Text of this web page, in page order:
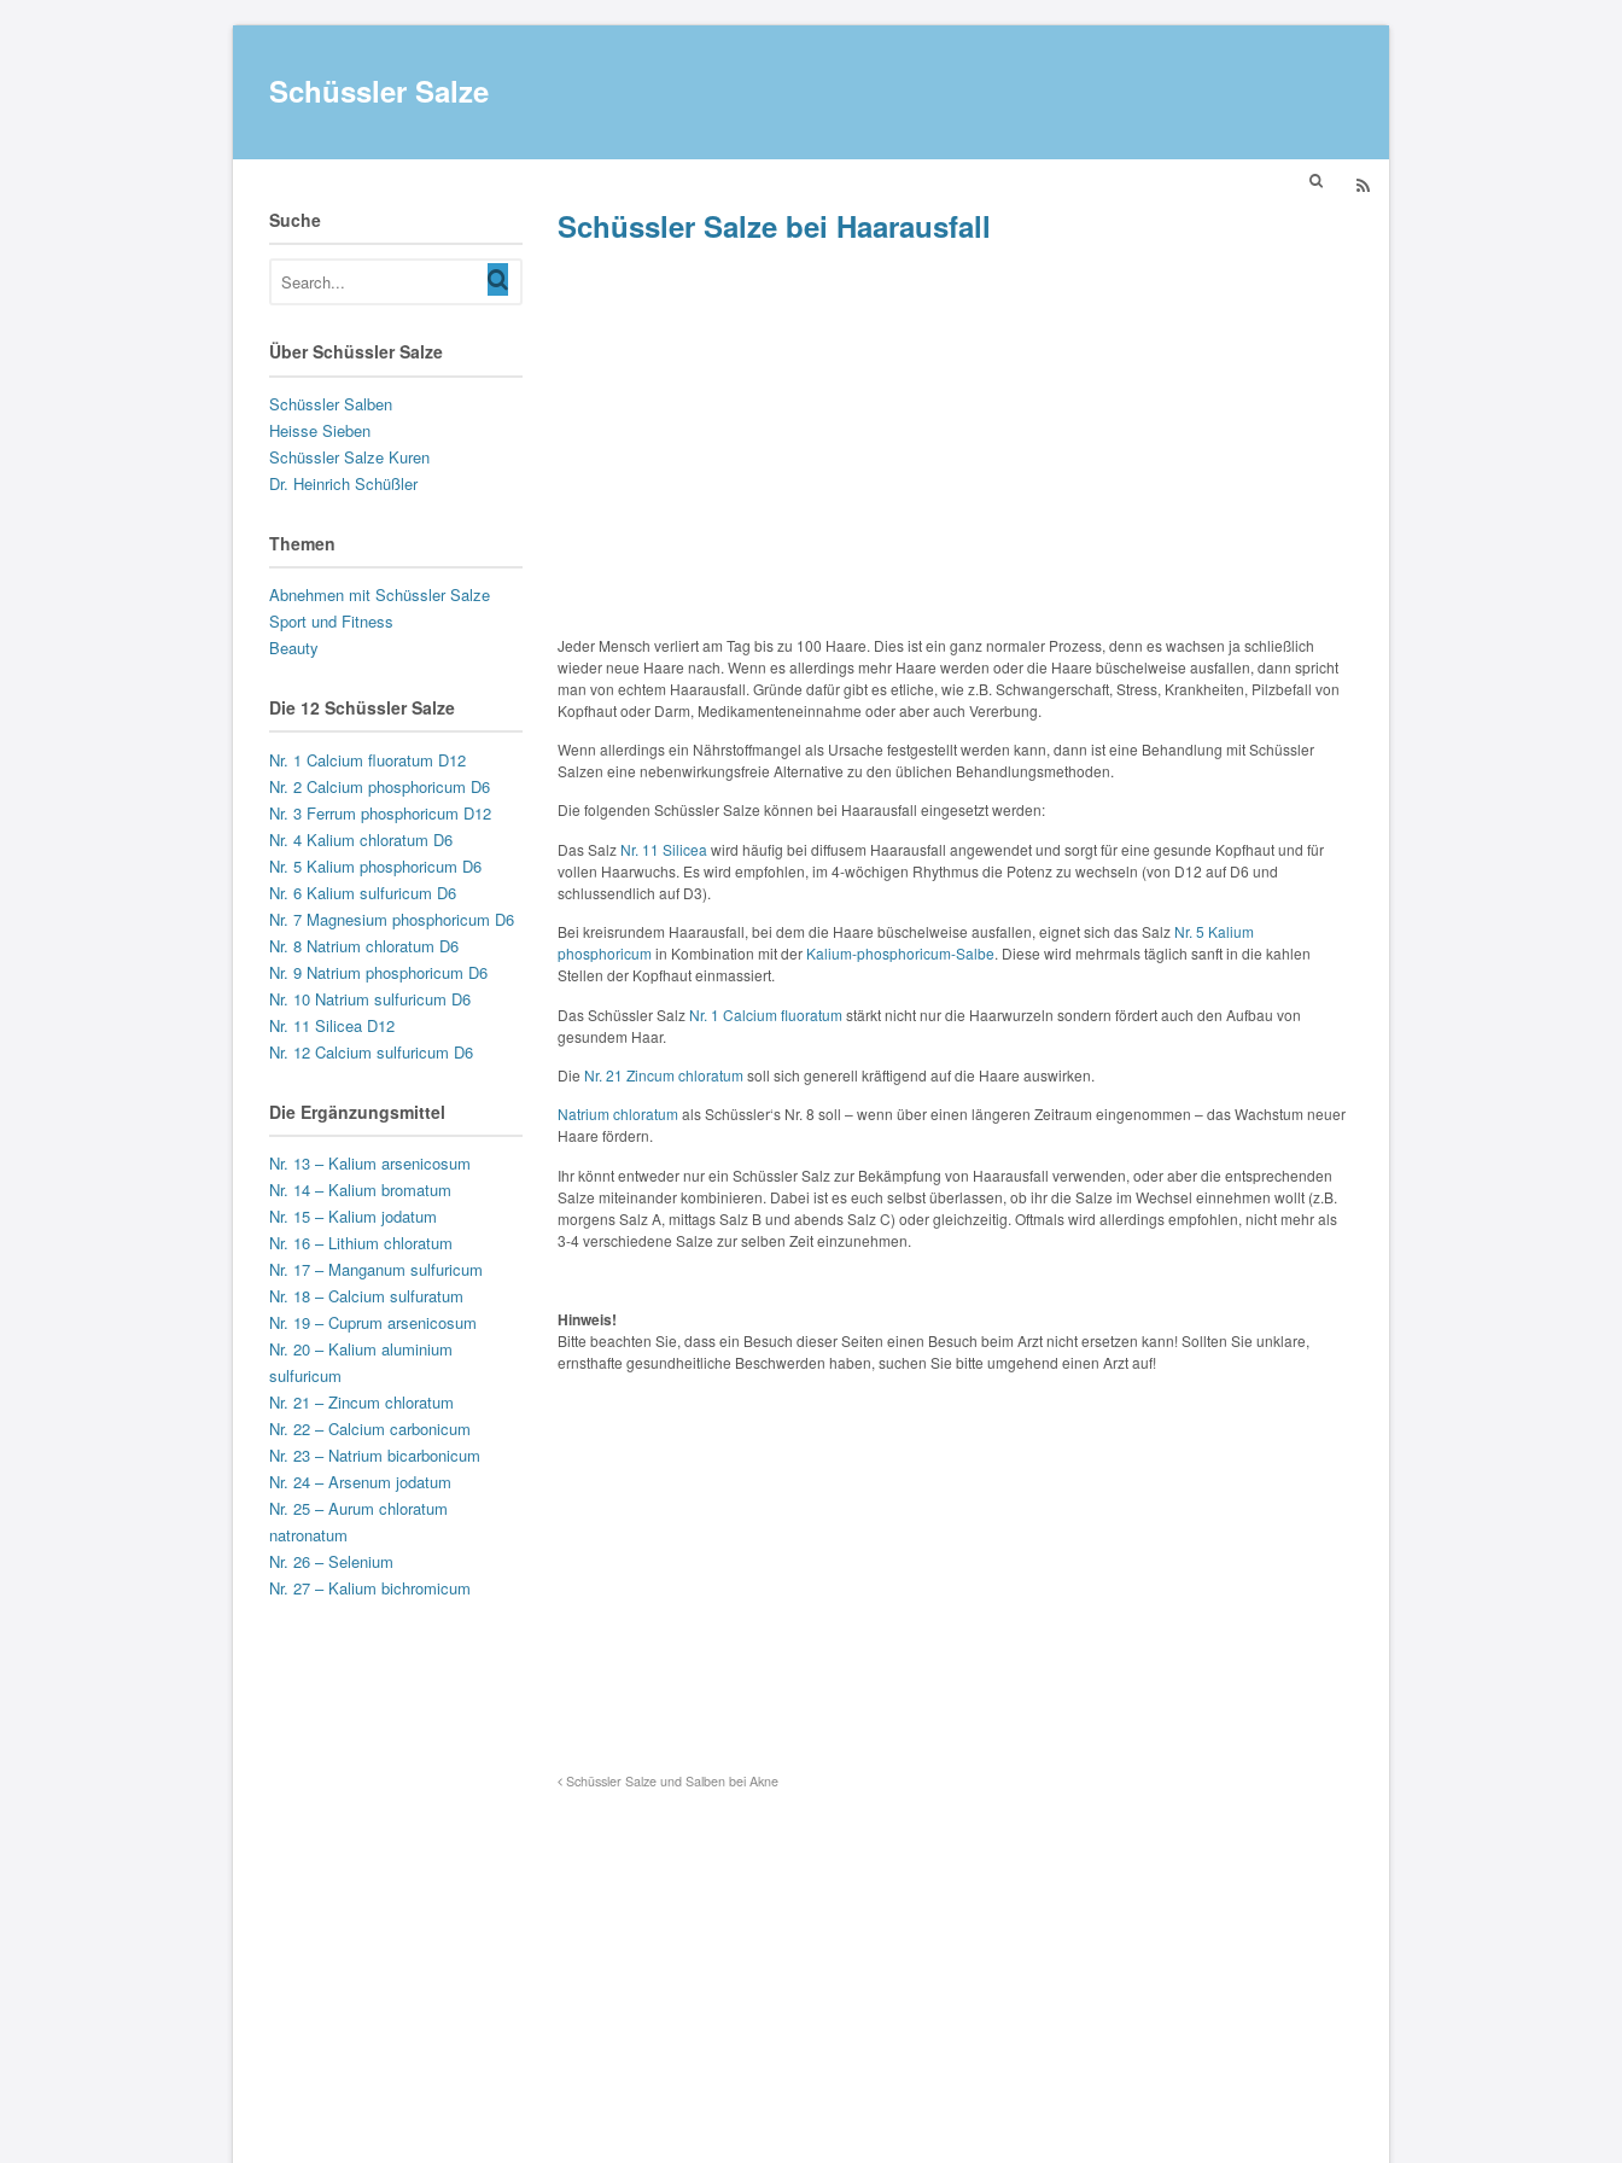
Schüssler Salze
Schüssler Salze bei Haarausfall
Jeder Mensch verliert am Tag bis zu 100 Haare. Dies ist ein ganz normaler Prozess, denn es wachsen ja schließlich
wieder neue Haare nach. Wenn es allerdings mehr Haare werden oder die Haare büschelweise ausfallen, dann spricht
man von echtem Haarausfall. Gründe dafür gibt es etliche, wie z.B. Schwangerschaft, Stress, Krankheiten, Pilzbefall von
Kopfhaut oder Darm, Medikamenteneinnahme oder aber auch Vererbung.
Wenn allerdings ein Nährstoffmangel als Ursache festgestellt werden kann, dann ist eine Behandlung mit Schüssler
Salzen eine nebenwirkungsfreie Alternative zu den üblichen Behandlungsmethoden.
Die folgenden Schüssler Salze können bei Haarausfall eingesetzt werden:
Das Salz Nr. 11 Silicea wird häufig bei diffusem Haarausfall angewendet und sorgt für eine gesunde Kopfhaut und für
vollen Haarwuchs. Es wird empfohlen, im 4-wöchigen Rhythmus die Potenz zu wechseln (von D12 auf D6 und
schlussendlich auf D3).
Bei kreisrundem Haarausfall, bei dem die Haare büschelweise ausfallen, eignet sich das Salz Nr. 5 Kalium
phosphoricum in Kombination mit der Kalium-phosphoricum-Salbe. Diese wird mehrmals täglich sanft in die kahlen
Stellen der Kopfhaut einmassiert.
Das Schüssler Salz Nr. 1 Calcium fluoratum stärkt nicht nur die Haarwurzeln sondern fördert auch den Aufbau von
gesundem Haar.
Die Nr. 21 Zincum chloratum soll sich generell kräftigend auf die Haare auswirken.
Natrium chloratum als Schüssler‘s Nr. 8 soll – wenn über einen längeren Zeitraum eingenommen – das Wachstum neuer
Haare fördern.
Ihr könnt entweder nur ein Schüssler Salz zur Bekämpfung von Haarausfall verwenden, oder aber die entsprechenden
Salze miteinander kombinieren. Dabei ist es euch selbst überlassen, ob ihr die Salze im Wechsel einnehmen wollt (z.B.
morgens Salz A, mittags Salz B und abends Salz C) oder gleichzeitig. Oftmals wird allerdings empfohlen, nicht mehr als
3-4 verschiedene Salze zur selben Zeit einzunehmen.
Hinweis!
Bitte beachten Sie, dass ein Besuch dieser Seiten einen Besuch beim Arzt nicht ersetzen kann! Sollten Sie unklare,
ernsthafte gesundheitliche Beschwerden haben, suchen Sie bitte umgehend einen Arzt auf!
Schüssler Salze und Salben bei Akne
Suche
Über Schüssler Salze
Schüssler Salben
Heisse Sieben
Schüssler Salze Kuren
Dr. Heinrich Schüßler
Themen
Abnehmen mit Schüssler Salze
Sport und Fitness
Beauty
Die 12 Schüssler Salze
Nr. 1 Calcium fluoratum D12
Nr. 2 Calcium phosphoricum D6
Nr. 3 Ferrum phosphoricum D12
Nr. 4 Kalium chloratum D6
Nr. 5 Kalium phosphoricum D6
Nr. 6 Kalium sulfuricum D6
Nr. 7 Magnesium phosphoricum D6
Nr. 8 Natrium chloratum D6
Nr. 9 Natrium phosphoricum D6
Nr. 10 Natrium sulfuricum D6
Nr. 11 Silicea D12
Nr. 12 Calcium sulfuricum D6
Die Ergänzungsmittel
Nr. 13 – Kalium arsenicosum
Nr. 14 – Kalium bromatum
Nr. 15 – Kalium jodatum
Nr. 16 – Lithium chloratum
Nr. 17 – Manganum sulfuricum
Nr. 18 – Calcium sulfuratum
Nr. 19 – Cuprum arsenicosum
Nr. 20 – Kalium aluminium
sulfuricum
Nr. 21 – Zincum chloratum
Nr. 22 – Calcium carbonicum
Nr. 23 – Natrium bicarbonicum
Nr. 24 – Arsenum jodatum
Nr. 25 – Aurum chloratum
natronatum
Nr. 26 – Selenium
Nr. 27 – Kalium bichromicum